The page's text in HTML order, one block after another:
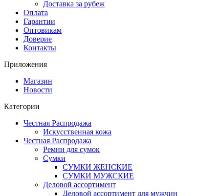
Доставка за рубеж
Оплата
Гарантии
Оптовикам
Доверие
Контакты
Приложения
Магазин
Новости
Категории
Честная Распродажа
Искусственная кожа
Честная Распродажа
Ремни для сумок
Сумки
СУМКИ ЖЕНСКИЕ
СУМКИ МУЖСКИЕ
Деловой ассортимент
Деловой ассортимент для мужчин